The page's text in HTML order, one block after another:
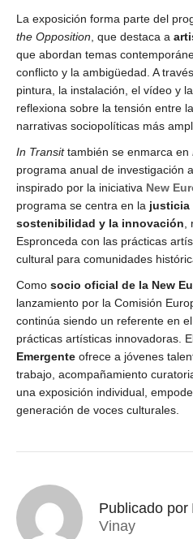
La exposición forma parte del
the Opposition , que destaca a
que abordan temas
conflicto y la ambigüedad. A
pintura, la instalación, el vídeo y
reflexiona sobre la tensión entre
narrativas sociopolíticas más
In Transittambién se enmarca en
programa anual de investigación
inspirado por la iniciativa New
programa se centra en la justicia
sostenibilidad y la innovación
Espronceda con las prácticas
cultural para comunidades
Como socio oficial de la New
lanzamiento por la Comisión
continúa siendo un referente en
prácticas artísticas innovadoras.
Emergente ofrece a jóvenes
trabajo, acompañamiento
una exposición individual,
generación de voces culturales.
Publicado por
Vinay